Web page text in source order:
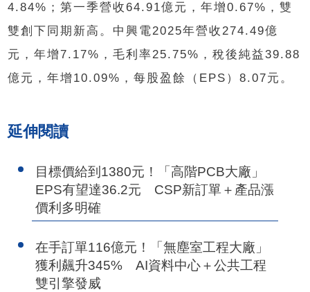
4.84%；第一季營收64.91億元，年增0.67%，雙
雙創下同期新高。中興電2025年營收274.49億
元，年增7.17%，毛利率25.75%，稅後純益39.88
億元，年增10.09%，每股盈餘（EPS）8.07元。
延伸閱讀
目標價給到1380元！「高階PCB大廠」
EPS有望達36.2元 CSP新訂單＋產品漲
價利多明確
在手訂單116億元！「無塵室工程大廠」
獲利飆升345% AI資料中心＋公共工程
雙引擎發威